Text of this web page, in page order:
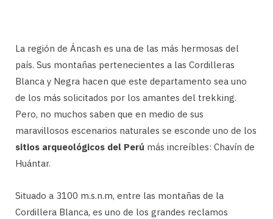
La región de Áncash es una de las más hermosas del
país. Sus montañas pertenecientes a las Cordilleras
Blanca y Negra hacen que este departamento sea uno
de los más solicitados por los amantes del trekking.
Pero, no muchos saben que en medio de sus
maravillosos escenarios naturales se esconde uno de los
sitios arqueológicos del Perú más increíbles: Chavín de
Huántar.
Situado a 3100 m.s.n.m, entre las montañas de la
Cordillera Blanca, es uno de los grandes reclamos